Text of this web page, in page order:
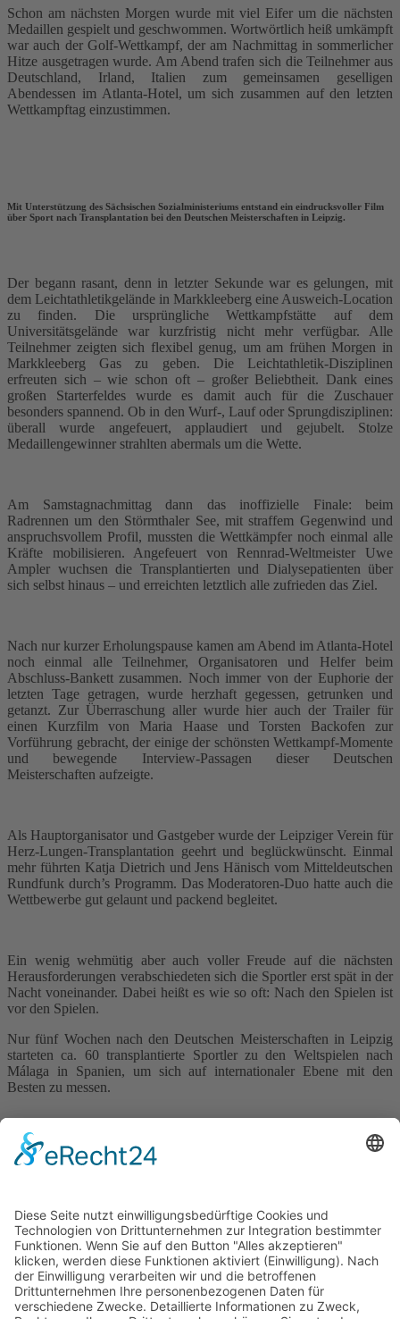
Schon am nächsten Morgen wurde mit viel Eifer um die nächsten
Medaillen gespielt und geschwommen. Wortwörtlich heiß umkämpft
war auch der Golf-Wettkampf, der am Nachmittag in sommerlicher
Hitze ausgetragen wurde. Am Abend trafen sich die Teilnehmer aus
Deutschland, Irland, Italien zum gemeinsamen geselligen
Abendessen im Atlanta-Hotel, um sich zusammen auf den letzten
Wettkampftag einzustimmen.
Mit Unterstützung des Sächsischen Sozialministeriums entstand ein eindrucksvoller Film
über Sport nach Transplantation bei den Deutschen Meisterschaften in Leipzig.
Der begann rasant, denn in letzter Sekunde war es gelungen, mit
dem Leichtathletikgelände in Markkleeberg eine Ausweich-Location
zu finden. Die ursprüngliche Wettkampfstätte auf dem
Universitätsgelände war kurzfristig nicht mehr verfügbar. Alle
Teilnehmer zeigten sich flexibel genug, um am frühen Morgen in
Markkleeberg Gas zu geben. Die Leichtathletik-Disziplinen
erfreuten sich – wie schon oft – großer Beliebtheit. Dank eines
großen Starterfeldes wurde es damit auch für die Zuschauer
besonders spannend. Ob in den Wurf-, Lauf oder Sprungdisziplinen:
überall wurde angefeuert, applaudiert und gejubelt. Stolze
Medaillengewinner strahlten abermals um die Wette.
Am Samstagnachmittag dann das inoffizielle Finale: beim
Radrennen um den Störmthaler See, mit straffem Gegenwind und
anspruchsvollem Profil, mussten die Wettkämpfer noch einmal alle
Kräfte mobilisieren. Angefeuert von Rennrad-Weltmeister Uwe
Ampler wuchsen die Transplantierten und Dialysepatienten über
sich selbst hinaus – und erreichten letztlich alle zufrieden das Ziel.
Nach nur kurzer Erholungspause kamen am Abend im Atlanta-Hotel
noch einmal alle Teilnehmer, Organisatoren und Helfer beim
Abschluss-Bankett zusammen. Noch immer von der Euphorie der
letzten Tage getragen, wurde herzhaft gegessen, getrunken und
getanzt. Zur Überraschung aller wurde hier auch der Trailer für
einen Kurzfilm von Maria Haase und Torsten Backofen zur
Vorführung gebracht, der einige der schönsten Wettkampf-Momente
und bewegende Interview-Passagen dieser Deutschen
Meisterschaften aufzeigte.
Als Hauptorganisator und Gastgeber wurde der Leipziger Verein für
Herz-Lungen-Transplantation geehrt und beglückwünscht. Einmal
mehr führten Katja Dietrich und Jens Hänisch vom Mitteldeutschen
Rundfunk durch’s Programm. Das Moderatoren-Duo hatte auch die
Wettbewerbe gut gelaunt und packend begleitet.
Ein wenig wehmütig aber auch voller Freude auf die nächsten
Herausforderungen verabschiedeten sich die Sportler erst spät in der
Nacht voneinander. Dabei heißt es wie so oft: Nach den Spielen ist
vor den Spielen.
Nur fünf Wochen nach den Deutschen Meisterschaften in Leipzig
starteten ca. 60 transplantierte Sportler zu den Weltspielen nach
Málaga in Spanien, um sich auf internationaler Ebene mit den
Besten zu messen.
Hier geht´szu den Ergebnissen der DM ➜